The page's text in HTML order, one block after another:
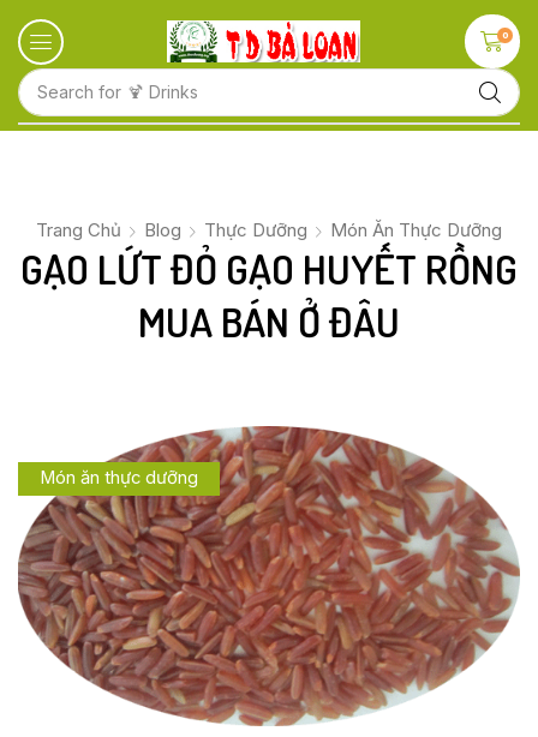
Search for 🍋 Fruits
0
Trang Chủ Blog Thực Dưỡng Món Ăn Thực Dưỡng
GẠO LỨT ĐỎ GẠO HUYẾT RỒNG
MUA BÁN Ở ĐÂU
Món ăn thực dưỡng